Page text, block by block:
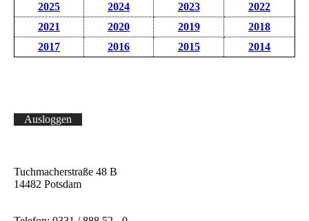
2025 2024 2023
2022
2021
2020 2019
2018
2017
2016 2015 2014
Ausloggen
Tuchmacherstraße 48 B
14482 Potsdam